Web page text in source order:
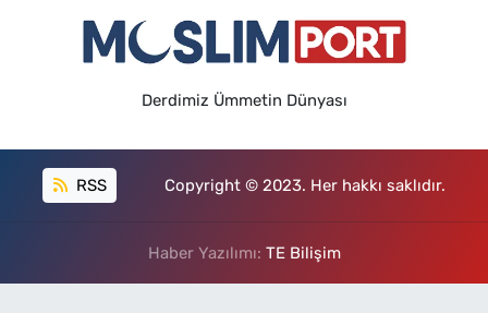
Derdimiz Ümmetin Dünyası
RSS Copyright © 2023. Her hakkı saklıdır.
Haber Yazılımı: TE Bilişim